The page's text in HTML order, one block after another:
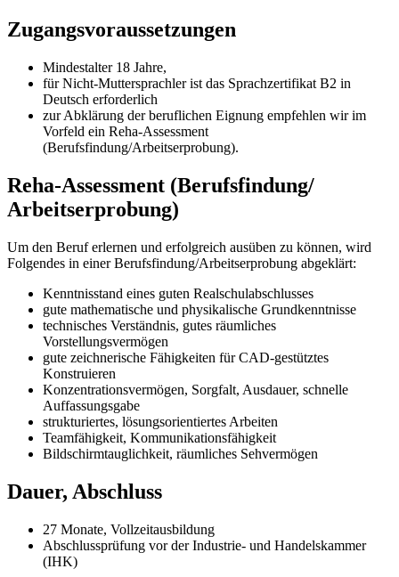
Zugangsvoraussetzungen
Mindestalter 18 Jahre,
für Nicht-Muttersprachler ist das Sprachzertifikat B2 in
Deutsch erforderlich
zur Abklärung der beruflichen Eignung empfehlen wir im
Vorfeld ein Reha-Assessment
(Berufsfindung/Arbeitserprobung).
Reha-Assessment (Berufsfindung/
Arbeitserprobung)
Um den Beruf erlernen und erfolgreich ausüben zu können, wird
Folgendes in einer Berufsfindung/Arbeitserprobung abgeklärt:
Kenntnisstand eines guten Realschulabschlusses
gute mathematische und physikalische Grundkenntnisse
technisches Verständnis, gutes räumliches
Vorstellungsvermögen
gute zeichnerische Fähigkeiten für CAD-gestütztes
Konstruieren
Konzentrationsvermögen, Sorgfalt, Ausdauer, schnelle
Auffassungsgabe
strukturiertes, lösungsorientiertes Arbeiten
Teamfähigkeit, Kommunikationsfähigkeit
Bildschirmtauglichkeit, räumliches Sehvermögen
Dauer, Abschluss
27 Monate, Vollzeitausbildung
Abschlussprüfung vor der Industrie- und Handelskammer
(IHK)